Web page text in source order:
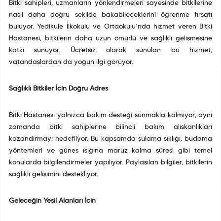
Bitki sahipleri, uzmanların yönlendirmeleri sayesinde bitkilerine
nasıl daha doğru şekilde bakabileceklerini öğrenme fırsatı
buluyor. Yedikule İlkokulu ve Ortaokulu’nda hizmet veren Bitki
Hastanesi, bitkilerin daha uzun ömürlü ve sağlıklı gelişmesine
katkı sunuyor. Ücretsiz olarak sunulan bu hizmet,
vatandaşlardan da yoğun ilgi görüyor.
Sağlıklı Bitkiler İçin Doğru Adres
Bitki Hastanesi yalnızca bakım desteği sunmakla kalmıyor, aynı
zamanda bitki sahiplerine bilinçli bakım alışkanlıkları
kazandırmayı hedefliyor. Bu kapsamda sulama sıklığı, budama
yöntemleri ve güneş ışığına maruz kalma süresi gibi temel
konularda bilgilendirmeler yapılıyor. Paylaşılan bilgiler, bitkilerin
sağlıklı gelişimini destekliyor.
Geleceğin Yeşil Alanları İçin